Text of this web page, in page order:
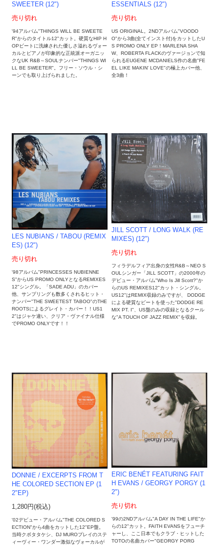
SWEETER (12")
売り切れ
'94アルバム"THINGS WILL BE SWEETE
R"からのタイトル12"カット。硬質なHIP H
OPビートに洗練された優しさ溢れるヴォー
カルとピアノが印象的な正統派オーガニッ
クなUK R&B～SOULナンバー"THINGS WI
LL BE SWEETER"。フリー・ソウル・シ
ーンでも取り上げられました。
ESSENTIALS (12")
売り切れ
US ORIGINAL。2NDアルバム"VOODO
O"から3曲(全てインスト付)をカットしたU
S PROMO ONLY EP！MARLENA SHA
W、ROBERTA FLACKのヴァージョンで知
られるEUGENE MCDANIELS作の名曲"FE
EL LIKE MAKIN' LOVE"の極上カバー他、
全3曲！
LES NUBIANS / TABOU (REMIX
ES) (12")
売り切れ
'98アルバム"PRINCESSES NUBIENNE
S"からUS PROMO ONLYとなるREMIXES
12"シングル。「SADE ADU」のカバー
他、サンプリングも数多くされるヒット・
ナンバー"THE SWEETEST TABOO"のTHE
ROOTSによるグレイト・カバー！！US1
2"はジャケ違い、クリア・ヴァイナル仕様
でPROMO ONLYです！！
JILL SCOTT / LONG WALK (RE
MIXES) (12")
売り切れ
フィラデルフィア出身の女性R&B～NEO S
OULシンガー「JILL SCOTT」の2000年の
デビュー・アルバム"Who Is Jill Scott?"か
らのUS REMIXES12"カット・シングル。
US12"はREMIX収録のみですが、 DODGE
による硬質なビートを使った"DODGE RE
MIX PT. I"、US盤のみの収録となるクール
な"A TOUCH OF JAZZ REMIX"を収録。
DONNIE / EXCERPTS FROM T
HE COLORED SECTION EP (1
2"EP)
1,280円(税込)
'02デビュー・アルバム"THE COLORED S
ECTION"から4曲をカットした12"EP盤。
当時クボタタケシ、DJ MUROプレイのステ
ィーヴィー・ワンダー激似なヴォーカルが
ERIC BENÉT FEATURING FAIT
H EVANS / GEORGY PORGY (1
2")
売り切れ
'99の2NDアルバム"A DAY IN THE LIFE"か
らの12"カット。FAITH EVANSをフューチ
ャーし、ここ日本でもクラブ・ヒットした
TOTOの名曲カバー"GEORGY PORG